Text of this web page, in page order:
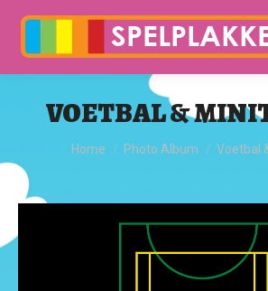
VOETBAL &
Je bent hier:
Home Photo Album Voetbal